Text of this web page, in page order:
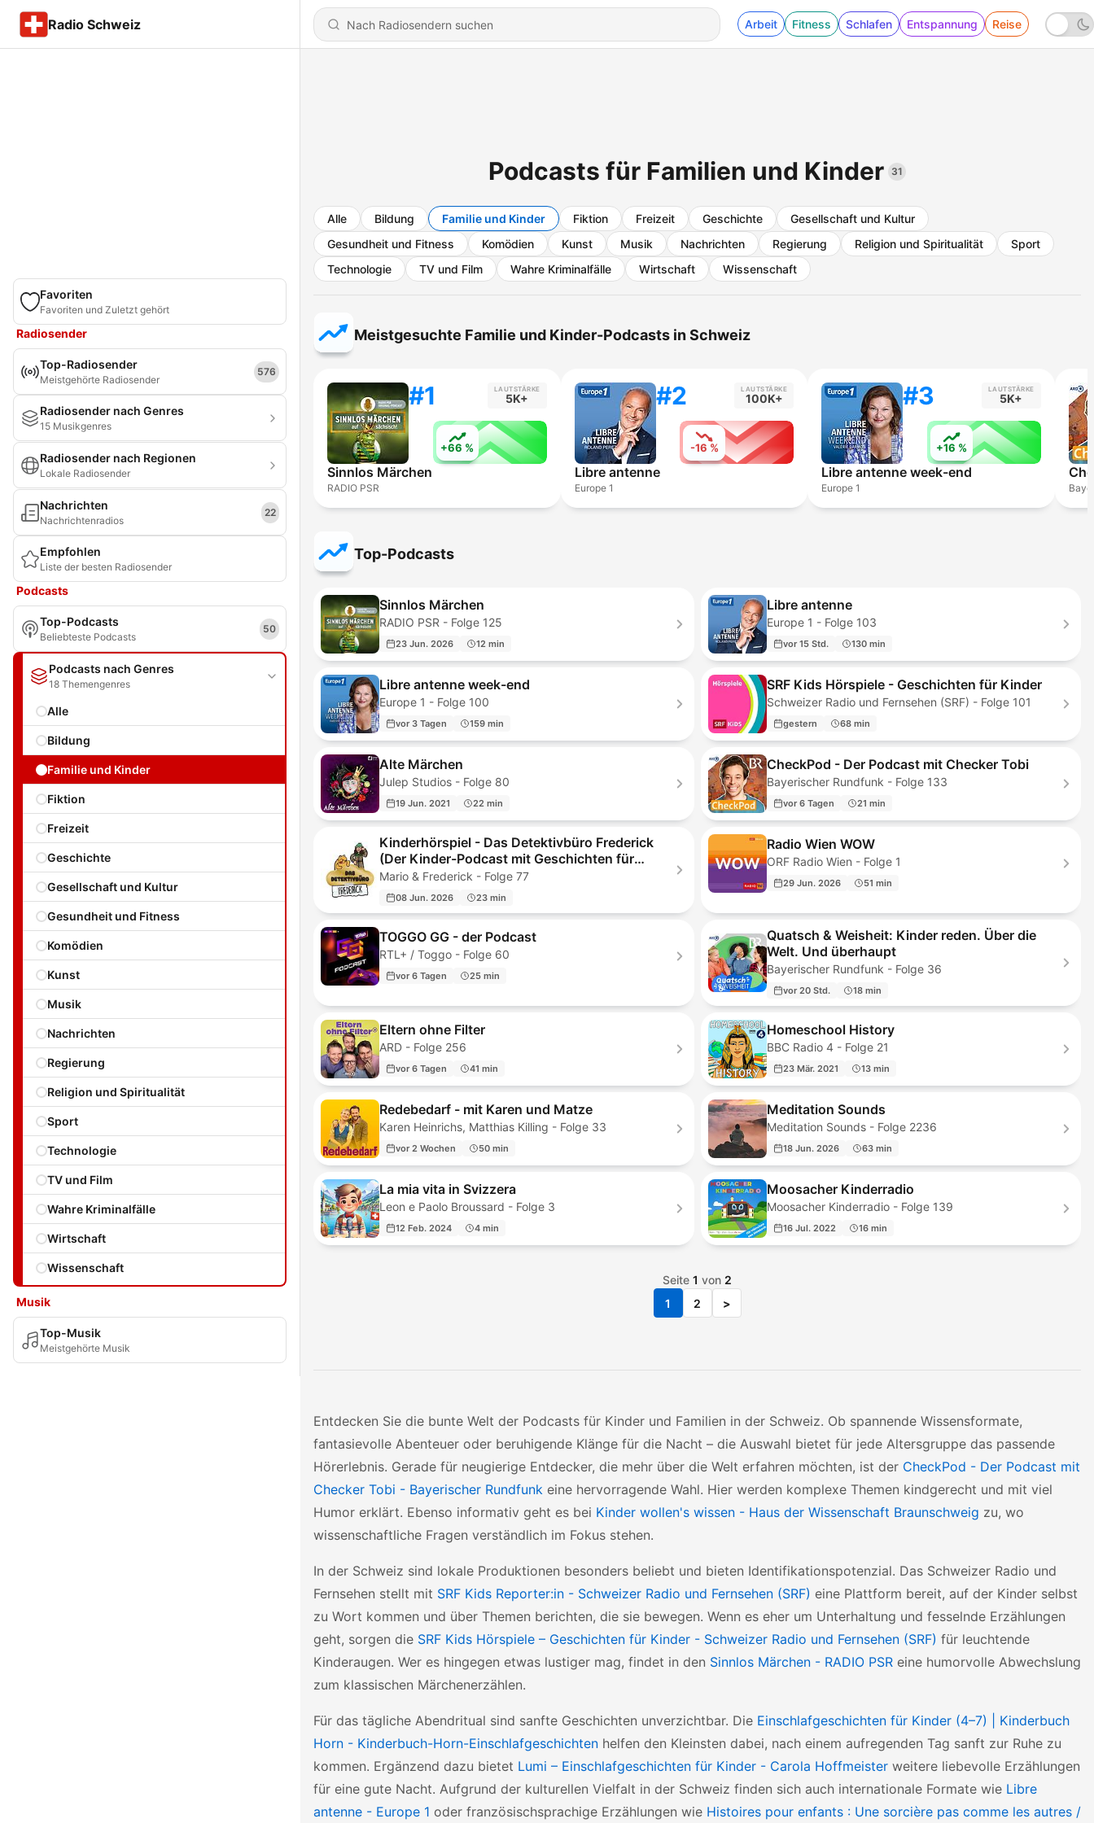
Radio Schweiz Arbeit Fitness Schlafen Entspannung Reise
Favoriten
Favoriten und Zuletzt gehört
Radiosender
Top-Radiosender
Meistgehörte Radiosender
576
Radiosender nach Genres
15 Musikgenres
Radiosender nach Regionen
Lokale Radiosender
Nachrichten
Nachrichtenradios
22
Empfohlen
Liste der besten Radiosender
Podcasts
Top-Podcasts
Beliebteste Podcasts
50
Podcasts nach Genres
18 Themengenres
Alle
Bildung
Familie und Kinder
Fiktion
Freizeit
Geschichte
Gesellschaft und Kultur
Gesundheit und Fitness
Komödien
Kunst
Musik
Nachrichten
Regierung
Religion und Spiritualität
Sport
Technologie
TV und Film
Wahre Kriminalfälle
Wirtschaft
Wissenschaft
Musik
Top-Musik
Meistgehörte Musik
Podcasts für Familien und Kinder 31
Alle Bildung Familie und Kinder Fiktion Freizeit Geschichte
Gesellschaft und Kultur
Gesundheit und Fitness
Komödien Kunst Musik Nachrichten Regierung Religion und Spiritualität
Sport
Technologie
TV und Film Wahre Kriminalfälle Wirtschaft Wissenschaft
Meistgesuchte Familie und Kinder-Podcasts in Schweiz
#1 LAUTSTÄRKE
5K+
+66 %
Sinnlos Märchen
RADIO PSR
#2 LAUTSTÄRKE
100K+
-16 %
Libre antenne
Europe 1
#3 LAUTSTÄRKE
5K+
+16 %
Libre antenne week-end
Europe 1
Top-Podcasts
Sinnlos Märchen
RADIO PSR - Folge 125
23 Jun. 2026 12 min
Libre antenne
Europe 1 - Folge 103
vor 15 Std. 130 min
Libre antenne week-end
Europe 1 - Folge 100
vor 3 Tagen 159 min
SRF Kids Hörspiele - Geschichten für Kinder
Schweizer Radio und Fernsehen (SRF) - Folge 101
gestern 68 min
Alte Märchen
Julep Studios - Folge 80
19 Jun. 2021 22 min
CheckPod - Der Podcast mit Checker Tobi
Bayerischer Rundfunk - Folge 133
vor 6 Tagen 21 min
Kinderhörspiel - Das Detektivbüro Frederick
(Der Kinder-Podcast mit Geschichten für
Kinder)
Mario & Frederick - Folge 77
08 Jun. 2026 23 min
Radio Wien WOW
ORF Radio Wien - Folge 1
29 Jun. 2026 51 min
TOGGO GG - der Podcast
RTL+ / Toggo - Folge 60
vor 6 Tagen 25 min
Quatsch & Weisheit: Kinder reden. Über die
Welt. Und überhaupt
Bayerischer Rundfunk - Folge 36
vor 20 Std. 18 min
Eltern ohne Filter
ARD - Folge 256
vor 6 Tagen 41 min
Homeschool History
BBC Radio 4 - Folge 21
23 Mär. 2021 13 min
Redebedarf - mit Karen und Matze
Karen Heinrichs, Matthias Killing - Folge 33
vor 2 Wochen 50 min
Meditation Sounds
Meditation Sounds - Folge 2236
18 Jun. 2026 63 min
La mia vita in Svizzera
Leon e Paolo Broussard - Folge 3
12 Feb. 2024 4 min
Moosacher Kinderradio
Moosacher Kinderradio - Folge 139
16 Jul. 2022 16 min
Seite 1 von 2
1
2 >
Entdecken Sie die bunte Welt der Podcasts für Kinder und Familien in der Schweiz. Ob spannende Wissensformate,
fantasievolle Abenteuer oder beruhigende Klänge für die Nacht – die Auswahl bietet für jede Altersgruppe das passende
Hörerlebnis. Gerade für neugierige Entdecker, die mehr über die Welt erfahren möchten, ist der CheckPod - Der Podcast mit
Checker Tobi - Bayerischer Rundfunk eine hervorragende Wahl. Hier werden komplexe Themen kindgerecht und mit viel
Humor erklärt. Ebenso informativ geht es bei Kinder wollen's wissen - Haus der Wissenschaft Braunschweig zu, wo
wissenschaftliche Fragen verständlich im Fokus stehen.
In der Schweiz sind lokale Produktionen besonders beliebt und bieten Identifikationspotenzial. Das Schweizer Radio und
Fernsehen stellt mit SRF Kids Reporter:in - Schweizer Radio und Fernsehen (SRF) eine Plattform bereit, auf der Kinder selbst
zu Wort kommen und über Themen berichten, die sie bewegen. Wenn es eher um Unterhaltung und fesselnde Erzählungen
geht, sorgen die SRF Kids Hörspiele – Geschichten für Kinder - Schweizer Radio und Fernsehen (SRF) für leuchtende
Kinderaugen. Wer es hingegen etwas lustiger mag, findet in den Sinnlos Märchen - RADIO PSR eine humorvolle Abwechslung
zum klassischen Märchenerzählen.
Für das tägliche Abendritual sind sanfte Geschichten unverzichtbar. Die Einschlafgeschichten für Kinder (4–7) | Kinderbuch
Horn - Kinderbuch-Horn-Einschlafgeschichten helfen den Kleinsten dabei, nach einem aufregenden Tag sanft zur Ruhe zu
kommen. Ergänzend dazu bietet Lumi – Einschlafgeschichten für Kinder - Carola Hoffmeister weitere liebevolle Erzählungen
für eine gute Nacht. Aufgrund der kulturellen Vielfalt in der Schweiz finden sich auch internationale Formate wie Libre
antenne - Europe 1 oder französischsprachige Erzählungen wie Histoires pour enfants : Une sorcière pas comme les autres /